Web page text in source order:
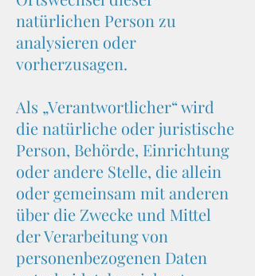
natürlichen Person zu
analysieren oder
vorherzusagen.
Als „Verantwortlicher“ wird
die natürliche oder juristische
Person, Behörde, Einrichtung
oder andere Stelle, die allein
oder gemeinsam mit anderen
über die Zwecke und Mittel
der Verarbeitung von
personenbezogenen Daten